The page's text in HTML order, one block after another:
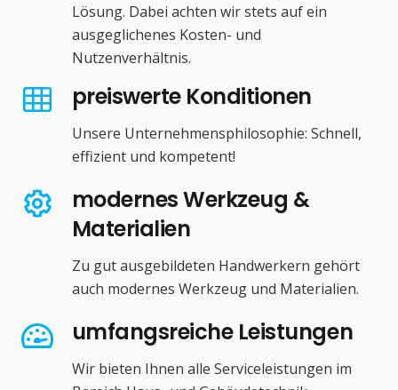
Lösung. Dabei achten wir stets auf ein
ausgeglichenes Kosten- und
Nutzenverhältnis.
preiswerte Konditionen
Unsere Unternehmensphilosophie: Schnell,
effizient und kompetent!
modernes Werkzeug &
Materialien
Zu gut ausgebildeten Handwerkern gehört
auch modernes Werkzeug und Materialien.
umfangsreiche Leistungen
Wir bieten Ihnen alle Serviceleistungen im